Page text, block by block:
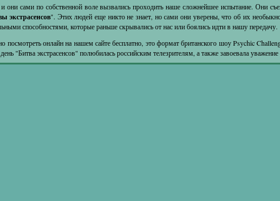
они сами по собственной воле вызвались проходить наше сложнейшее испытание. Они
экстрасенсов". Этих людей еще никто не знает, но сами они уверены, что об их
способностями, которые раньше скрывались от нас или боялись идти в нашу передачу.
онлайн на нашем сайте бесплатно, это формат британского шоу Psychic
"Битва экстрасенсов" полюбилась российским телезрителям, а также завоевала уважение